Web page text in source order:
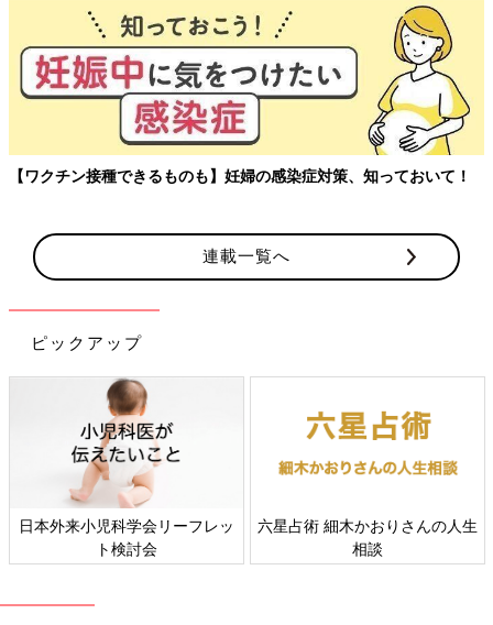
くらませながら、時には集中力を高めて、子どもは遊びを通して
日々五感を働かせています。子どもの遊びを「それは違うよ」と
安易に止めず、じっくりと見守ってあげたいものですね。(取
材・文／香川 誠、ひよこクラブ編集部)
監修／本田真美先生
みくりキッズくりにっく院長。小児神経専門医。東京慈恵会医科
大学卒業。国立成育医療研究センター、都立東部療育センターな
【ワクチン接種できるものも】妊婦の感染症対策、知っておいて！
連載一覧へ
ピックアップ
日本外来小児科学会リーフレッ
ト検討会
六星占術 細木かおりさんの人生
相談